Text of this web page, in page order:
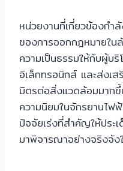
หน่วยงานที่เกี่ยวข้องกำ
ของการออกกฎหมายใ
ความเป็นธรรมให้กับผู้บ
อิเล็กทรอนิกส์ และส่งเส
มิตรต่อสิ่งแวดล้อมมาก
ความนิยมในจักรยานไฟ
ปัจจัยเร่งที่สำคัญให้ประ
มาพิจารณาอย่างจริงจั